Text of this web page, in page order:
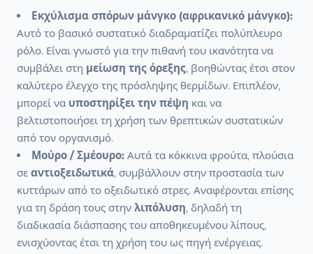
Εκχύλισμα σπόρων μάνγκο (αφρικανικό μάνγκο):
Αυτό το βασικό συστατικό διαδραματίζει πολύπλευρο
ρόλο. Είναι γνωστό για την πιθανή του ικανότητα να
συμβάλει στη μείωση της όρεξης, βοηθώντας έτσι στον
καλύτερο έλεγχο της πρόσληψης θερμίδων. Επιπλέον,
μπορεί να υποστηρίξει την πέψη και να
βελτιστοποιήσει τη χρήση των θρεπτικών συστατικών
από τον οργανισμό.
Μούρο / Σμέουρο: Αυτά τα κόκκινα φρούτα, πλούσια
σε αντιοξειδωτικά, συμβάλλουν στην προστασία των
κυττάρων από το οξειδωτικό στρες. Αναφέρονται επίσης
για τη δράση τους στην λιπόλυση, δηλαδή τη
διαδικασία διάσπασης του αποθηκευμένου λίπους,
ενισχύοντας έτσι τη χρήση του ως πηγή ενέργειας.